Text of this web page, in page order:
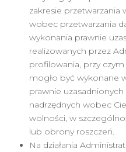
zakresie przetwarzania
wobec przetwarzania
wykonania prawnie
realizowanych przez
profilowania, przy
mogło być wykonane
prawnie
nadrzędnych wobec
wolności, w
lub obrony roszczeń.
Na działania